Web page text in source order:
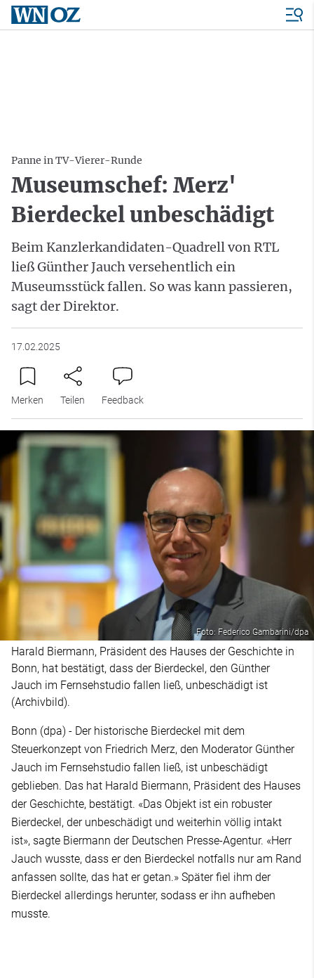
Panne in TV-Vierer-Runde
Museumschef: Merz'
Bierdeckel unbeschädigt
Beim Kanzlerkandidaten-Quadrell von RTL
ließ Günther Jauch versehentlich ein
Museumsstück fallen. So was kann passieren,
sagt der Direktor.
17.02.2025
Merken Teilen Feedback
Foto: Federico Gambarini/dpa
Harald Biermann, Präsident des Hauses der Geschichte in
Bonn, hat bestätigt, dass der Bierdeckel, den Günther
Jauch im Fernsehstudio fallen ließ, unbeschädigt ist
(Archivbild).
Bonn (dpa) - Der historische Bierdeckel mit dem
Steuerkonzept von Friedrich Merz, den Moderator Günther
Jauch im Fernsehstudio fallen ließ, ist unbeschädigt
geblieben. Das hat Harald Biermann, Präsident des Hauses
der Geschichte, bestätigt. «Das Objekt ist ein robuster
Bierdeckel, der unbeschädigt und weiterhin völlig intakt
ist», sagte Biermann der Deutschen Presse-Agentur. «Herr
Jauch wusste, dass er den Bierdeckel notfalls nur am Rand
anfassen sollte, das hat er getan.» Später fiel ihm der
Bierdeckel allerdings herunter, sodass er ihn aufheben
musste.